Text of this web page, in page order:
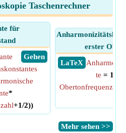
Taschenrechner
für
​ Gehen
*
+1/2))
erster
​ LaTeX
te = 1/
Obertonfrequenz/(2*
​Mehr sehen >>